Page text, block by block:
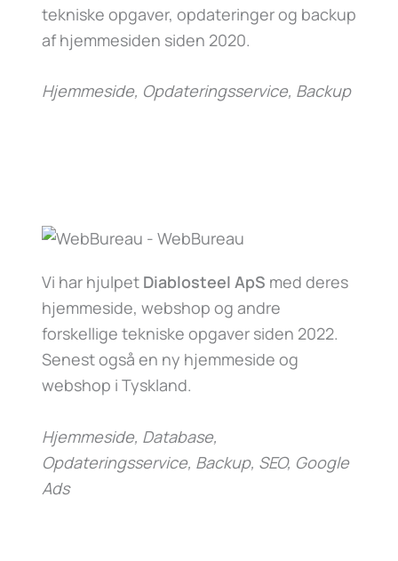
tekniske opgaver, opdateringer og backup
af hjemmesiden siden 2020.
Hjemmeside, Opdateringsservice, Backup
Vi har hjulpet Diablosteel ApS med deres
hjemmeside, webshop og andre
forskellige tekniske opgaver siden 2022.
Senest også en ny hjemmeside og
webshop i Tyskland.
Hjemmeside, Database,
Opdateringsservice, Backup, SEO, Google
Ads